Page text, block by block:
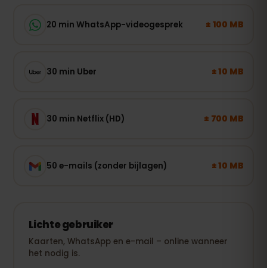
20 min WhatsApp-videogesprek ± 100 MB
30 min Uber ± 10 MB
30 min Netflix (HD) ± 700 MB
50 e-mails (zonder bijlagen) ± 10 MB
Lichte gebruiker
Kaarten, WhatsApp en e-mail – online wanneer
het nodig is.